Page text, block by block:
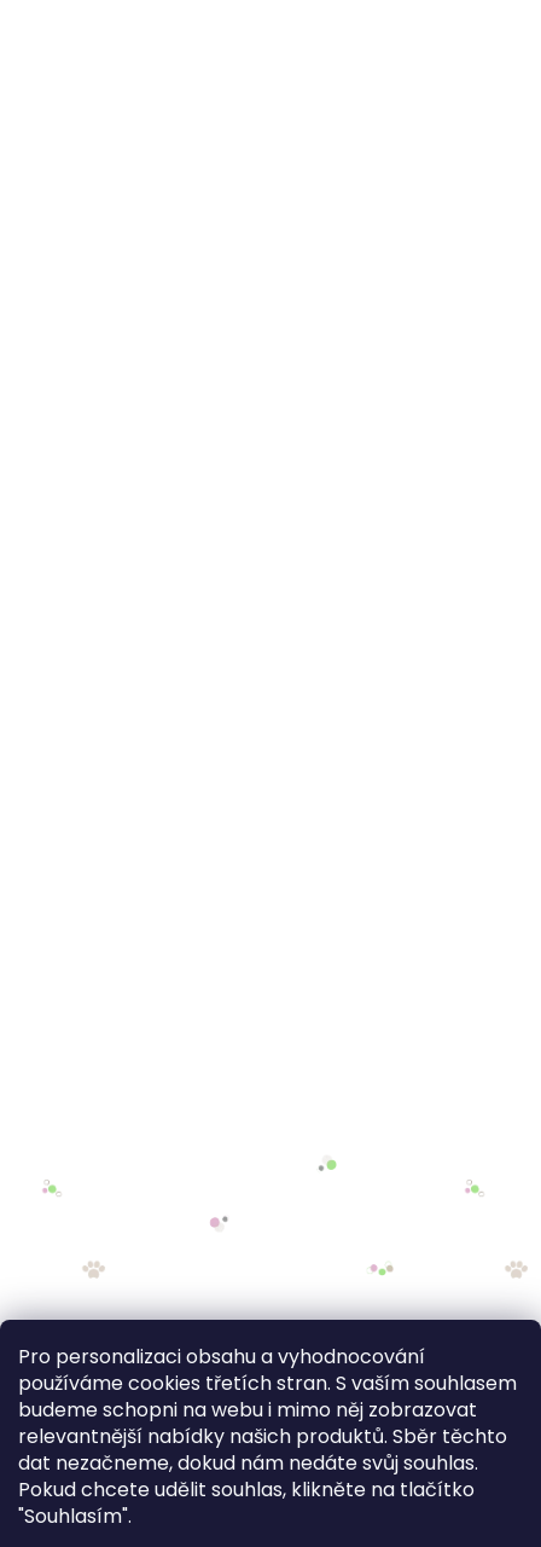
Pro personalizaci obsahu a vyhodnocování
používáme cookies třetích stran. S vaším souhlasem
budeme schopni na webu i mimo něj zobrazovat
relevantnější nabídky našich produktů. Sběr těchto
dat nezačneme, dokud nám nedáte svůj souhlas.
Pokud chcete udělit souhlas, klikněte na tlačítko
"Souhlasím".